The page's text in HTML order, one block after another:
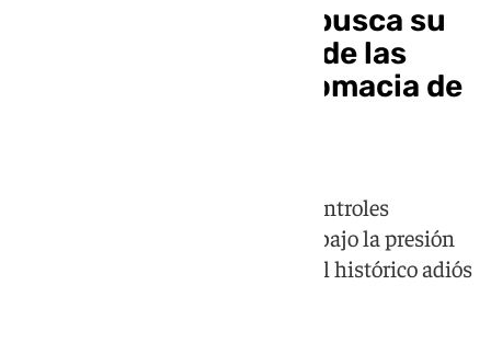
La Verja de Gibraltar busca su
futuro entre el ruido de las
excavadoras y la diplomacia de
Las obras para desmantelar los controles
aduaneros encaran su recta final bajo la presión
logística de la feria de La Línea y el histórico adiós